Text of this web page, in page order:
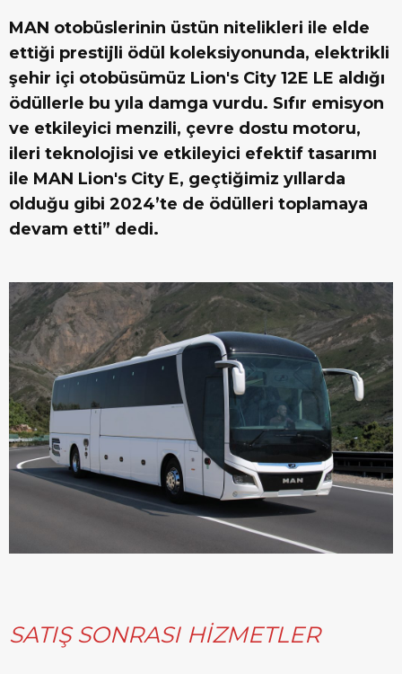
MAN otobüslerinin üstün nitelikleri ile elde
ettiği prestijli ödül koleksiyonunda, elektrikli
şehir içi otobüsümüz Lion's City 12E LE aldığı
ödüllerle bu yıla damga vurdu. Sıfır emisyon
ve etkileyici menzili, çevre dostu motoru,
ileri teknolojisi ve etkileyici efektif tasarımı
ile MAN Lion's City E, geçtiğimiz yıllarda
olduğu gibi 2024’te de ödülleri toplamaya
devam etti” dedi.
SATIŞ SONRASI HİZMETLER